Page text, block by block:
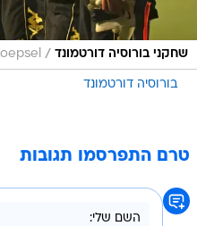
שחקני בורוסיה דורטמונד /
בורוסיה דורטמונד
טרם התפרסמו תגובות